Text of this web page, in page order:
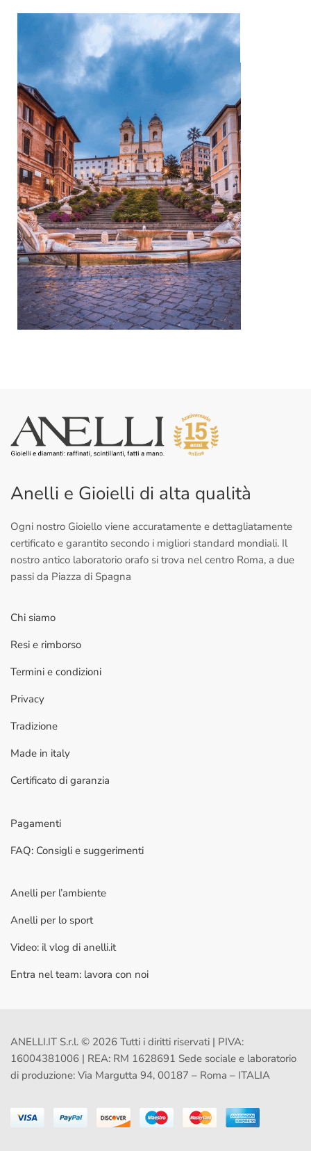
Anelli e Gioielli di alta qualità
Ogni nostro Gioiello viene accuratamente e dettagliatamente
certificato e garantito secondo i migliori standard mondiali. Il
nostro antico laboratorio orafo si trova nel centro Roma, a due
passi da Piazza di Spagna
Chi siamo
Resi e rimborso
Termini e condizioni
Privacy
Tradizione
Made in italy
Certificato di garanzia
Pagamenti
FAQ: Consigli e suggerimenti
Anelli per l’ambiente
Anelli per lo sport
Video: il vlog di anelli.it
Entra nel team: lavora con noi
ANELLI.IT S.r.l. © 2026 Tutti i diritti riservati | PIVA:
16004381006 | REA: RM 1628691 Sede sociale e laboratorio
di produzione: Via Margutta 94, 00187 – Roma – ITALIA